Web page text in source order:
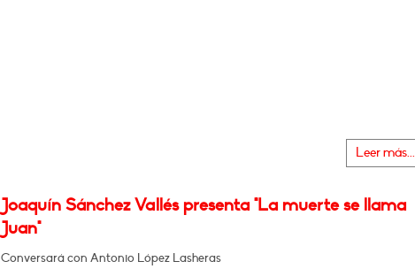
Leer más...
Joaquín Sánchez Vallés presenta "La muerte se llama
Juan"
Conversará con Antonio López Lasheras